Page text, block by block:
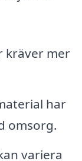
kräver mer
har
omsorg.
variera